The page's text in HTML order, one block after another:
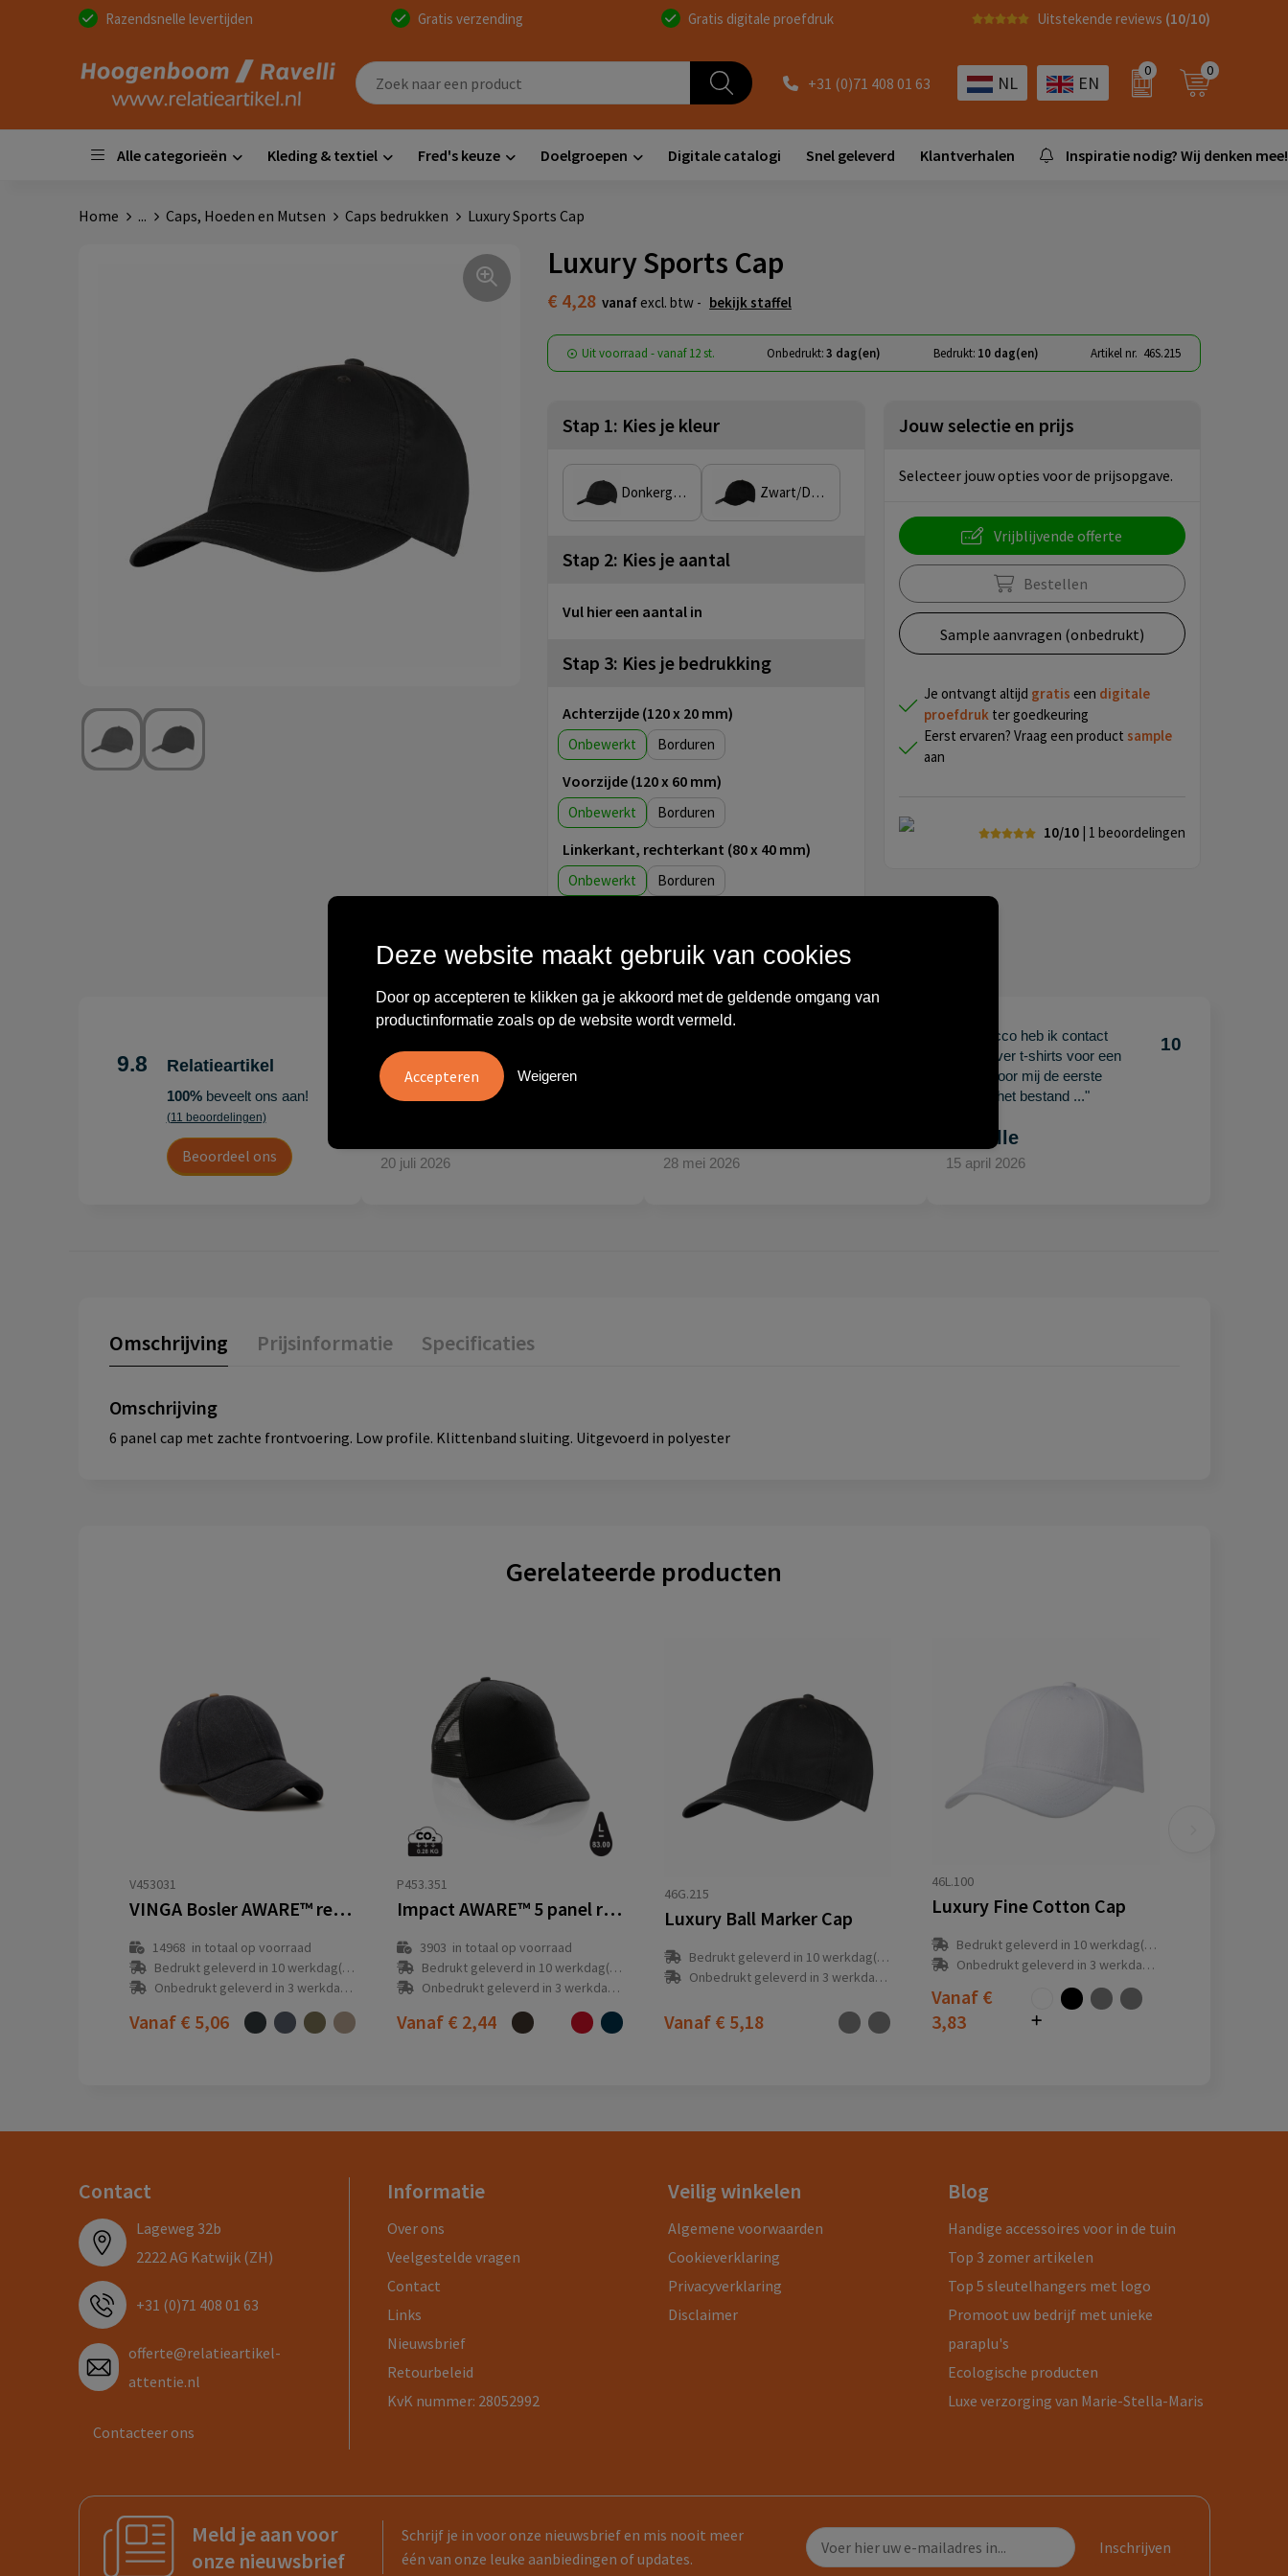
Razendsnelle levertijden Gratis verzending Gratis digitale proefdruk Uitstekende reviews (10/10)
+31 (0)71 408 01 63 NL EN
0 0
Alle categorieën Kleding & textiel Fred's keuze Doelgroepen Digitale catalogi Snel geleverd Klantverhalen Inspiratie nodig? Wij denken mee!
Home ... Caps, Hoeden en Mutsen Caps bedrukken Luxury Sports Cap
Luxury Sports Cap
€ 4,28 vanaf excl. btw - bekijk staffel
Uit voorraad -vanaf12 st. Onbedrukt:3 dag(en) Bedrukt: 10 dag(en) Artikel nr. 46S.215
Stap 1: Kies je kleur
Donkergrijs/zwart Zwart/Donkergrijs
Stap 2: Kies je aantal
Vul hier een aantal in
Stap 3: Kies je bedrukking
Achterzijde (120 x 20 mm)
Onbewerkt Borduren
Voorzijde (120 x 60 mm)
Onbewerkt Borduren
Linkerkant, rechterkant (80 x 40 mm)
Onbewerkt Borduren
Jouw selectie en prijs
Selecteer jouw opties voor de prijsopgave.
Vrijblijvende offerte
Bestellen
Sample aanvragen (onbedrukt)
Je ontvangt altijd gratis een digitale
proefdrukter goedkeuring
Eerst ervaren? Vraag een product sample
aan
10/10 | 1 beoordelingen
Wat anderen zeggen
9.8 Relatieartikel
100%beveelt ons aan!
(11 beoordelingen)
Beoordeel ons
Hoogenboom/Ravelli Relatie
Artikelen. Het contact was
persoonlijk en prettig, we w..."
20 juli 2026 28 mei 2026
"Met Jacco heb ik contact
gehad over t-shirts voor een
beurs. Voor mij de eerste
keer en het bestand ..."
10
Mariëlle
15 april 2026
Omschrijving Prijsinformatie Specificaties
Omschrijving
6 panel cap met zachte frontvoering. Low profile. Klittenband sluiting. Uitgevoerd in polyester
Gerelateerde producten
V453031
VINGA Bosler AWARE™ recycled canvas cap
14968 in totaal op voorraad
Bedrukt geleverd in 10 werkdag(en)
Onbedrukt geleverd in 3 werkdag(en)
Vanaf € 5,06
P453.351
Impact AWARE™ 5 panel recycled katoenen truckercap
3903 in totaal op voorraad
Bedrukt geleverd in 10 werkdag(en)
Onbedrukt geleverd in 3 werkdag(en)
Vanaf € 2,44
46G.215
Luxury Ball Marker Cap
Bedrukt geleverd in 10 werkdag(en)
Onbedrukt geleverd in 3 werkdag(en)
Vanaf € 5,18
46L.100
Luxury Fine Cotton Cap
Bedrukt geleverd in 10 werkdag(en)
Onbedrukt geleverd in 3 werkdag(en)
Vanaf €
3,83
Contact
Lageweg 32b
2222 AG Katwijk (ZH)
+31 (0)71 408 01 63
offerte@relatieartikel-
attentie.nl
Contacteer ons
Informatie
Over ons
Veelgestelde vragen
Contact
Links
Nieuwsbrief
Retourbeleid
KvK nummer: 28052992
Veilig winkelen
Algemene voorwaarden
Cookieverklaring
Privacyverklaring
Disclaimer
Blog
Handige accessoires voor in de tuin
Top 3 zomer artikelen
Top 5 sleutelhangers met logo
Promoot uw bedrijf met unieke
paraplu's
Ecologische producten
Luxe verzorging van Marie-Stella-Maris
Meld je aan voor
onze nieuwsbrief
Schrijf je in voor onze nieuwsbrief en mis nooit meer
één van onze leuke aanbiedingen of updates.
Deze website maakt gebruik van cookies
Door op accepteren te klikken ga je akkoord met de geldende omgang van
productinformatie zoals op de website wordt vermeld.
Weigeren